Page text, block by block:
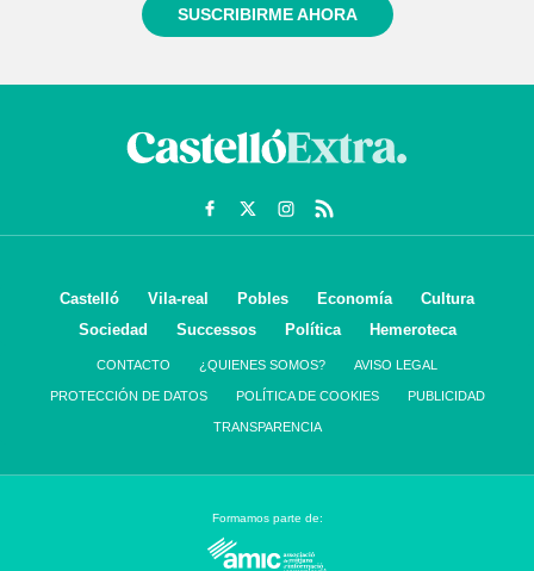
SUSCRIBIRME AHORA
Castelló Vila-real Pobles Economía
Cultura
Sociedad
Successos Política Hemeroteca
CONTACTO ¿QUIENES SOMOS? AVISO LEGAL
PROTECCIÓN DE DATOS POLÍTICA DE COOKIES PUBLICIDAD
TRANSPARENCIA
Formamos parte de: